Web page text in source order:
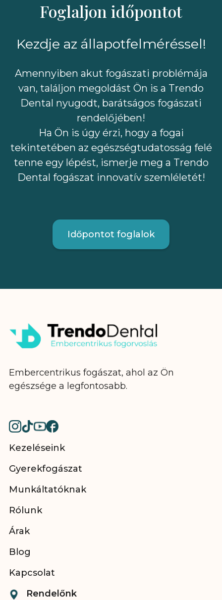
Foglaljon időpontot
Kezdje az állapotfelméréssel!
Amennyiben akut fogászati problémája
van, találjon megoldást Ön is a Trendo
Dental nyugodt, barátságos fogászati
rendelőjében!
Ha Ön is úgy érzi, hogy a fogai
tekintetében az egészségtudatosság felé
tenne egy lépést, ismerje meg a Trendo
Dental fogászat innovatív szemléletét!
Időpontot foglalok
Embercentrikus fogászat, ahol az Ön
egészsége a legfontosabb.
Kezeléseink
Gyerekfogászat
Munkáltatóknak
Rólunk
Árak
Blog
Kapcsolat
Rendelőnk